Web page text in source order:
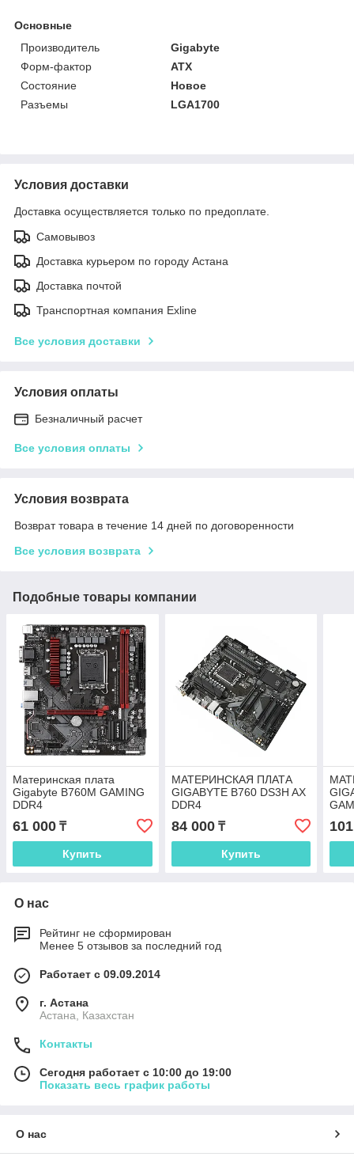
Основные
Производитель
Gigabyte
Форм-фактор
ATX
Состояние
Новое
Разъемы
LGA1700
Условия доставки
Доставка осуществляется только по предоплате.
Самовывоз
Доставка курьером по городу Астана
Доставка почтой
Транспортная компания Exline
Все условия доставки
Условия оплаты
Безналичный расчет
Все условия оплаты
Условия возврата
Возврат товара в течение 14 дней по договоренности
Все условия возврата
Подобные товары компании
Материнская плата
Gigabyte B760M GAMING
DDR4
61 000 ₸
Купить
МАТЕРИНСКАЯ ПЛАТА
GIGABYTE B760 DS3H AX
DDR4
84 000₸
Купить
О нас
Рейтинг не сформирован
Менее 5 отзывов за последний год
Работает с 09.09.2014
г. Астана
Астана, Казахстан
Контакты
Сегодня работает с 10:00 до 19:00
Показать весь график работы
О нас